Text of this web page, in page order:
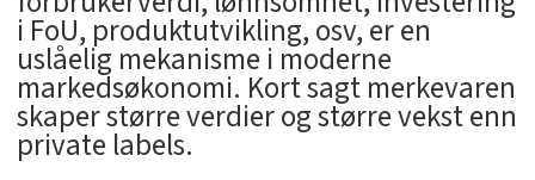
i FoU, produktutvikling, osv, er en
uslåelig mekanisme i moderne
markedsøkonomi. Kort sagt merkevaren
skaper større verdier og større vekst enn
private labels.